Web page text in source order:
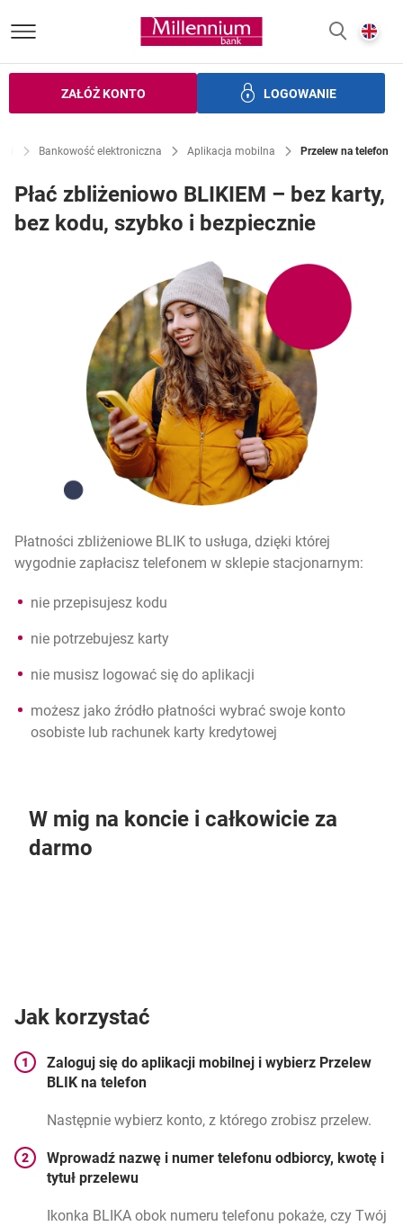
Bank Millennium homepage
ZAŁÓŻ KONTO LOGOWANIE
Bankowość elektroniczna Aplikacja mobilna Przelew na telefon
Płać zbliżeniowo BLIKIEM – bez karty,
bez kodu, szybko i bezpiecznie
Płatności zbliżeniowe BLIK to usługa, dzięki której
wygodnie zapłacisz telefonem w sklepie stacjonarnym:
nie przepisujesz kodu
nie potrzebujesz karty
nie musisz logować się do aplikacji
możesz jako źródło płatności wybrać swoje konto
osobiste lub rachunek karty kredytowej
W mig na koncie i całkowicie za
darmo
Jak korzystać
Zaloguj się do aplikacji mobilnej i wybierz Przelew
BLIK na telefon
Następnie wybierz konto, z którego zrobisz przelew.
Wprowadź nazwę i numer telefonu odbiorcy, kwotę i
tytuł przelewu
Ikonka BLIKA obok numeru telefonu pokaże, czy Twój